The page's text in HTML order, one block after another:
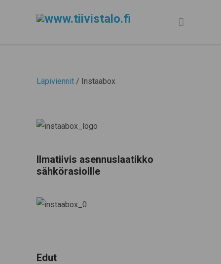
Läpiviennit / Instaabox
Ilmatiivis asennuslaatikko
sähkörasioille
Edut